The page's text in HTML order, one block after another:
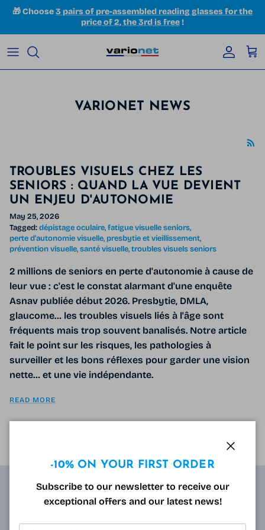
Skip to content
🎁 Choose3 pairs of pre-assembled reading glasses for the
price of 2, the 3rd is free!
Account
VARIONET NEWS
TROUBLES VISUELS CHEZ LES
SENIORS : QUAND LA VUE DEVIENT
UN ENJEU D'AUTONOMIE
May 25, 2026
Tagged:dépistage oculaire fatigue visuelle seniors
perte d'autonomie visuelle presbytie et vieillissement
prévention visuelle santé visuelle troubles visuels seniors
2 millions de seniors en perte d'autonomie à cause de
leur vue : c'est le constat alarmant d'une enquête
Asnav publiée début 2026. Presbytie, DMLA,
glaucome… les troubles visuels liés à l'âge sont
fréquents mais trop souvent banalisés. Notre article
fait le point sur les risques, les pathologies à
surveiller et les bons réflexes pour garder une vision
nette… et une vie indépendante.
READ MORE
ABOUT
Resulting from research carried out by qualified and
-10% ON YOUR FIRST ORDER
Subscribe to our newsletter to receive our
exceptional offers and our latest news!